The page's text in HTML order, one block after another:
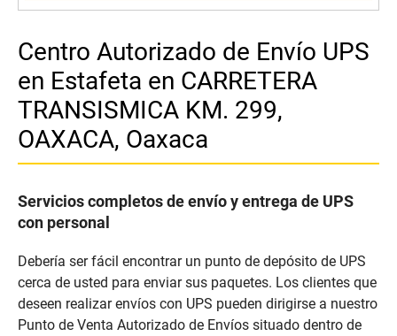
Centro Autorizado de Envío UPS
en Estafeta en CARRETERA
TRANSISMICA KM. 299,
OAXACA, Oaxaca
Servicios completos de envío y entrega de UPS
con personal
Debería ser fácil encontrar un punto de depósito de UPS
cerca de usted para enviar sus paquetes. Los clientes que
deseen realizar envíos con UPS pueden dirigirse a nuestro
Punto de Venta Autorizado de Envíos situado dentro de